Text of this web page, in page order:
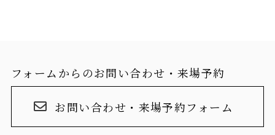
フォームからのお問い合わせ・来場予約
お問い合わせ・来場予約フォーム